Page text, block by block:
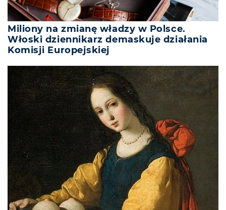
Miliony na zmianę władzy w Polsce.
Włoski dziennikarz demaskuje działania
Komisji Europejskiej